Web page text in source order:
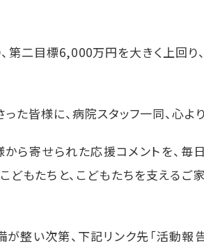
二目標6,000万円を大きく上回り
皆様に、病院スタッフ一同、心よ
ら寄せられた応援コメントを、毎
もたちと、こどもたちを支えるご
整い次第、下記リンク先「活動報